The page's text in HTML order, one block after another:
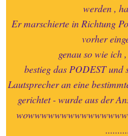
werden ,
Er marschierte in Richtung
vorher
genau so wie ich
bestieg das PODEST und
Lautsprecher an eine
gerichtet - wurde aus der